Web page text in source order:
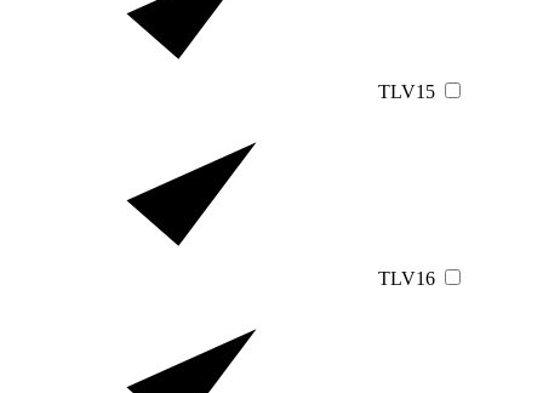
TLV15
TLV16